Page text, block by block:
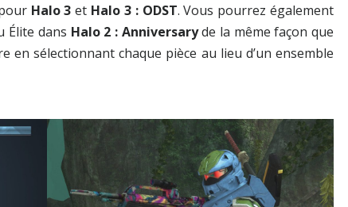
Halo 3 et Halo 3 : ODST. Vous pourrez également
Élite dans Halo 2 : Anniversaryde la même façon que
en sélectionnant chaque pièce au lieu d’un ensemble